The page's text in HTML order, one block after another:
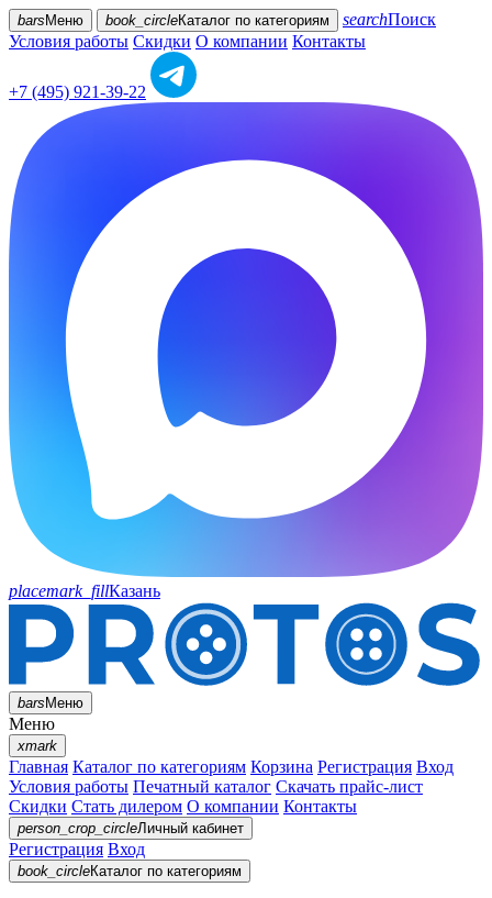
bars Меню book_circleКаталог по категориям searchПоиск
Условия работы Скидки О компании Контакты
+7 (495) 921-39-22
placemark_fillКазань
barsМеню
Меню
xmark
Главная Каталог по категориям Корзина Регистрация Вход
Условия работы Печатный каталог Скачать прайс-лист
Скидки Стать дилером О компании Контакты
person_crop_circleЛичный кабинет
Регистрация Вход
book_circleКаталог по категориям